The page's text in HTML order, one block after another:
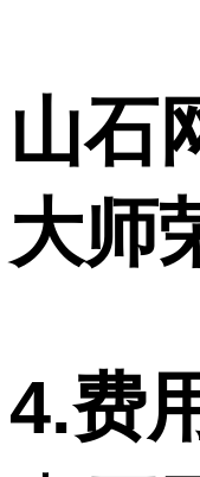
山石
大师
4.费